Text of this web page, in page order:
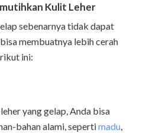
Kulit Leher
sebenarnya tidak dapat
membuatnya lebih cerah
ini:
yang gelap, Anda bisa
bahan alami, sepertimadu,